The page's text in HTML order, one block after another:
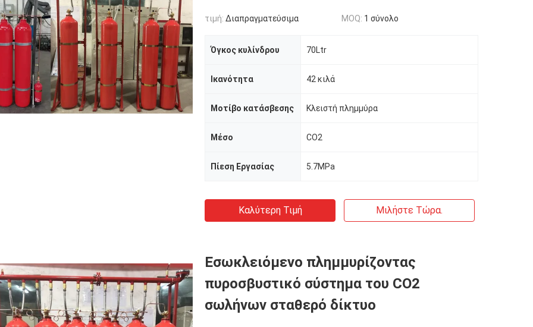
τιμή: Διαπραγματεύσιμα MOQ: 1 σύνολο
Όγκος κυλίνδρου 70Ltr
Ικανότητα 42 κιλά
Μοτίβο κατάσβεσης Κλειστή πλημμύρα
Μέσο CO2
Πίεση Εργασίας 5.7MPa
Καλύτερη Τιμή Μιλήστε Τώρα.
Εσωκλειόμενο πλημμυρίζοντας
πυροσβυστικό σύστημα του CO2
σωλήνων σταθερό δίκτυο